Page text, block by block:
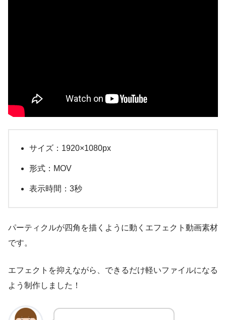
サイズ：1920×1080px
形式：MOV
表示時間：3秒
パーティクルが四角を描くように動くエフェクト動画素材
です。
エフェクトを抑えながら、できるだけ軽いファイルになる
よう制作しました！